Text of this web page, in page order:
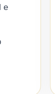
e